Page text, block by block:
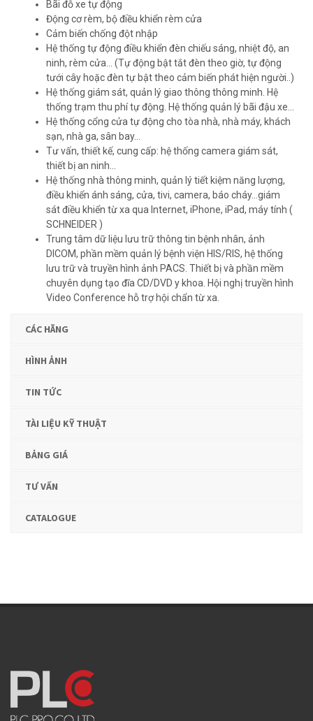
Bãi đỗ xe tự động
Động cơ rèm, bộ điều khiển rèm cửa
Cảm biến chống đột nhập
Hệ thống tự động điều khiển đèn chiếu sáng, nhiệt độ, an
ninh, rèm cửa… (Tự động bật tắt đèn theo giờ, tự động
tưới cây hoặc đèn tự bật theo cảm biến phát hiện người..)
Hệ thống giám sát, quản lý giao thông thông minh. Hệ
thống trạm thu phí tự động. Hệ thống quản lý bãi đậu xe…
Hệ thống cổng cửa tự động cho tòa nhà, nhà máy, khách
sạn, nhà ga, sân bay…
Tư vấn, thiết kế, cung cấp: hệ thống camera giám sát,
thiết bị an ninh…
Hệ thống nhà thông minh, quản lý tiết kiệm năng lượng,
điều khiển ánh sáng, cửa, tivi, camera, báo cháy…giám
sát điều khiển từ xa qua Internet, iPhone, iPad, máy tính (
SCHNEIDER )
Trung tâm dữ liệu lưu trữ thông tin bệnh nhân, ảnh
DICOM, phần mềm quản lý bệnh viện HIS/RIS, hệ thống
lưu trữ và truyền hình ảnh PACS. Thiết bị và phần mềm
chuyên dụng tạo đĩa CD/DVD y khoa. Hội nghị truyền hình
Video Conference hỗ trợ hội chẩn từ xa.
CÁC HÃNG
HÌNH ẢNH
TIN TỨC
TÀI LIỆU KỸ THUẬT
BẢNG GIÁ
TƯ VẤN
CATALOGUE